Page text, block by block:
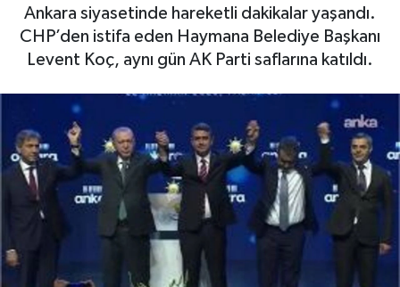
Ankara siyasetinde hareketli dakikalar yaşandı.
CHP’den istifa eden Haymana Belediye Başkanı
Levent Koç, aynı gün AK Parti saflarına katıldı.
Otovitrin
Magazin
Gayrimenkul
Haber Arşivi